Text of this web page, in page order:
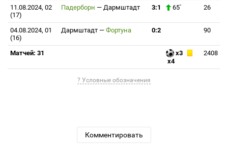
11.08.2024, 02
(17)
Падерборн — Дармштадт 3:1 65` 26
04.08.2024, 01
(16)
Дармштадт — Фортуна 0:2 90
Матчей: 31
x3
x4
2408
? Условные обозначения
Комментировать